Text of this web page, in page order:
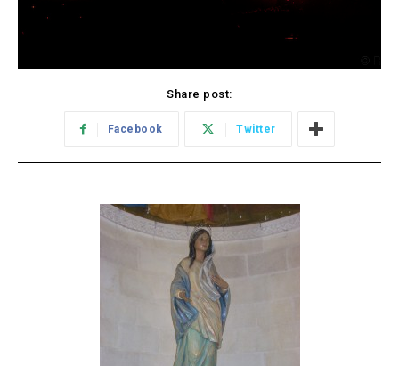
Share post:
Facebook Twitter